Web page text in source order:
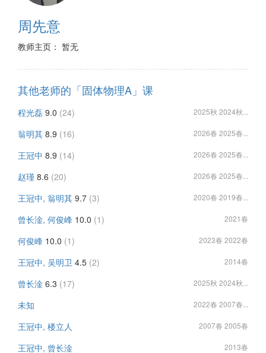
周先意
教师主页： 暂无
其他老师的「固体物理A」课
程光磊 9.0 (24) 2025秋 2024秋...
翁明其 8.9 (16) 2026春 2025春...
王冠中 8.9 (14) 2026春 2025春...
赵瑾 8.6 (20) 2026春 2025春...
王冠中, 翁明其 9.7 (3) 2020春 2019春...
曾长淦, 何俊峰 10.0 (1) 2021春
何俊峰 10.0 (1) 2023春 2022春
王冠中, 吴明卫 4.5 (2) 2014春
曾长淦 6.3 (17) 2025秋 2024秋...
未知 2022春 2007春...
王冠中, 楼立人 2007春 2005春
王冠中, 曾长淦 2013春